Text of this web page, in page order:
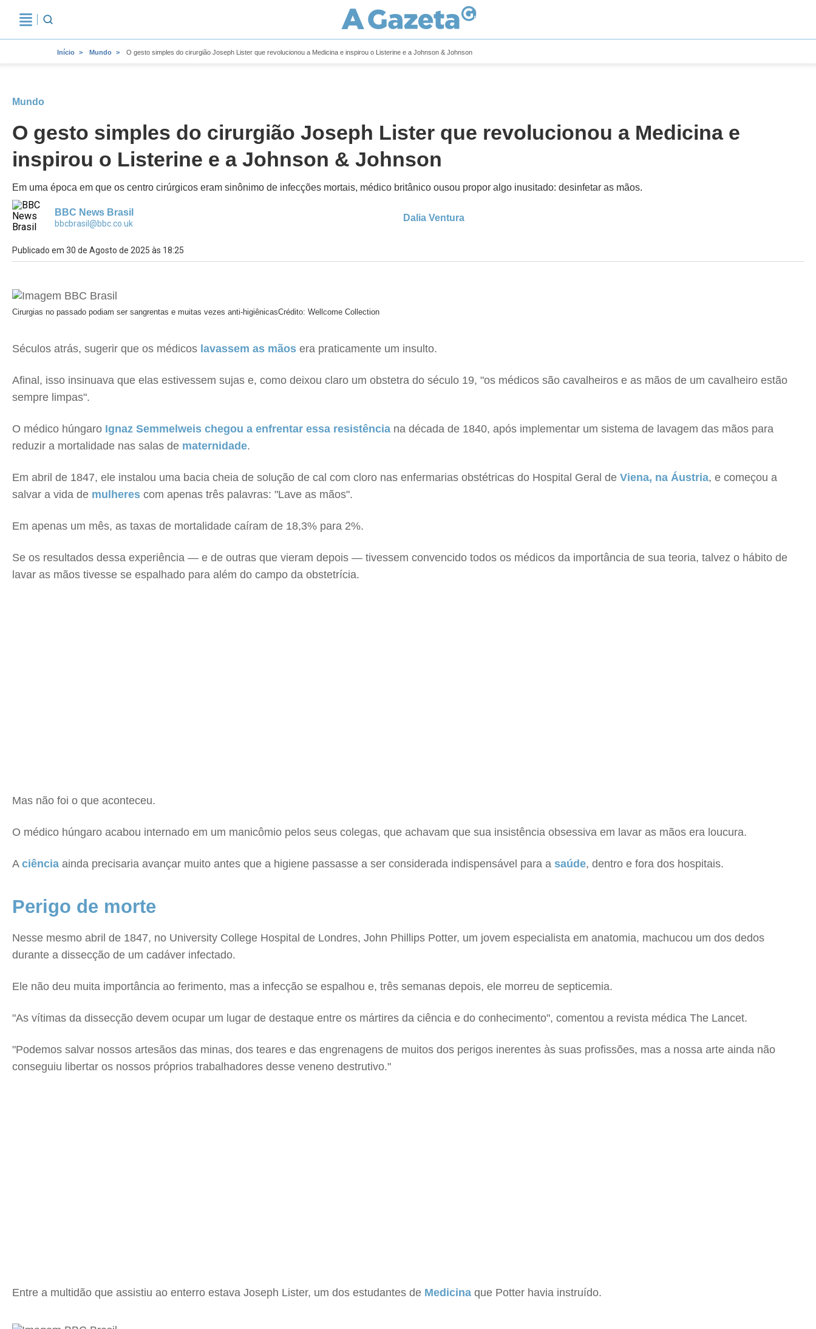
Início Mundo O gesto simples do cirurgião Joseph Lister que revolucionou a Medicina e inspirou o Listerine e a Johnson & Johnson
Mundo
O gesto simples do cirurgião Joseph Lister que revolucionou a Medicina e
inspirou o Listerine e a Johnson & Johnson
Em uma época em que os centro cirúrgicos eram sinônimo de infecções mortais, médico britânico ousou propor algo inusitado: desinfetar as mãos.
BBC News Brasil
bbcbrasil@bbc.co.uk
Dalia Ventura
Publicado em 30 de Agosto de 2025 às 18:25
Cirurgias no passado podiam ser sangrentas e muitas vezes anti-higiênicasCrédito: Wellcome Collection
Séculos atrás, sugerir que os médicos lavassem as mãos era praticamente um insulto.
Afinal, isso insinuava que elas estivessem sujas e, como deixou claro um obstetra do século 19, "os médicos são cavalheiros e as mãos de um cavalheiro estão
sempre limpas".
O médico húngaro Ignaz Semmelweis chegou a enfrentar essa resistência na década de 1840, após implementar um sistema de lavagem das mãos para
reduzir a mortalidade nas salas de maternidade.
Em abril de 1847, ele instalou uma bacia cheia de solução de cal com cloro nas enfermarias obstétricas do Hospital Geral de Viena, na Áustria, e começou a
salvar a vida de mulheres com apenas três palavras: "Lave as mãos".
Em apenas um mês, as taxas de mortalidade caíram de 18,3% para 2%.
Se os resultados dessa experiência — e de outras que vieram depois — tivessem convencido todos os médicos da importância de sua teoria, talvez o hábito de
lavar as mãos tivesse se espalhado para além do campo da obstetrícia.
Mas não foi o que aconteceu.
O médico húngaro acabou internado em um manicômio pelos seus colegas, que achavam que sua insistência obsessiva em lavar as mãos era loucura.
A ciência ainda precisaria avançar muito antes que a higiene passasse a ser considerada indispensável para a saúde, dentro e fora dos hospitais.
Perigo de morte
Nesse mesmo abril de 1847, no University College Hospital de Londres, John Phillips Potter, um jovem especialista em anatomia, machucou um dos dedos
durante a dissecção de um cadáver infectado.
Ele não deu muita importância ao ferimento, mas a infecção se espalhou e, três semanas depois, ele morreu de septicemia.
"As vítimas da dissecção devem ocupar um lugar de destaque entre os mártires da ciência e do conhecimento", comentou a revista médica The Lancet.
"Podemos salvar nossos artesãos das minas, dos teares e das engrenagens de muitos dos perigos inerentes às suas profissões, mas a nossa arte ainda não
conseguiu libertar os nossos próprios trabalhadores desse veneno destrutivo."
Entre a multidão que assistiu ao enterro estava Joseph Lister, um dos estudantes de Medicina que Potter havia instruído.